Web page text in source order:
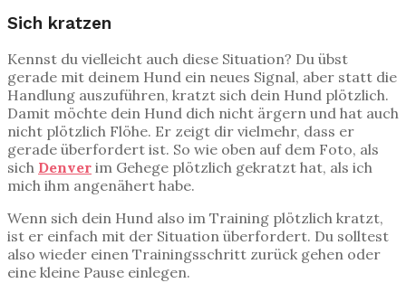
Sich kratzen
Kennst du vielleicht auch diese Situation? Du übst
gerade mit deinem Hund ein neues Signal, aber statt die
Handlung auszuführen, kratzt sich dein Hund plötzlich.
Damit möchte dein Hund dich nicht ärgern und hat auch
nicht plötzlich Flöhe. Er zeigt dir vielmehr, dass er
gerade überfordert ist. So wie oben auf dem Foto, als
sich Denver im Gehege plötzlich gekratzt hat, als ich
mich ihm angenähert habe.
Wenn sich dein Hund also im Training plötzlich kratzt,
ist er einfach mit der Situation überfordert. Du solltest
also wieder einen Trainingsschritt zurück gehen oder
eine kleine Pause einlegen.